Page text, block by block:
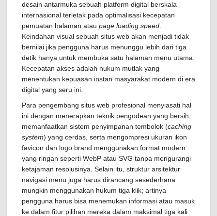
desain antarmuka sebuah platform digital berskala
internasional terletak pada optimalisasi kecepatan
pemuatan halaman atau page loading speed
Keindahan visual sebuah situs web akan menjadi tidak
bernilai jika pengguna harus menunggu lebih dari tiga
detik hanya untuk membuka satu halaman menu utama.
Kecepatan akses adalah hukum mutlak yang
menentukan kepuasan instan masyarakat modern di era
digital yang seru ini.
Para pengembang situs web profesional menyiasati hal
ini dengan menerapkan teknik pengodean yang bersih,
memanfaatkan sistem penyimpanan tembolok (caching
system) yang cerdas, serta mengompresi ukuran ikon
favicon dan logo brand menggunakan format modern
yang ringan seperti WebP atau SVG tanpa mengurangi
ketajaman resolusinya. Selain itu, struktur arsitektur
navigasi menu juga harus dirancang sesederhana
mungkin menggunakan hukum tiga klik; artinya
pengguna harus bisa menemukan informasi atau masuk
ke dalam fitur pilihan mereka dalam maksimal tiga kali